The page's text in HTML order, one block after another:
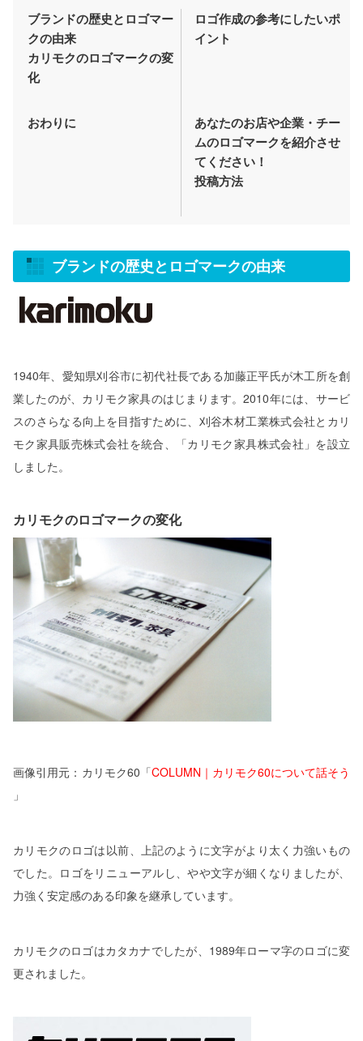
ブランドの歴史とロゴマー
クの由来
カリモクのロゴマークの変
化
ロゴ作成の参考にしたいポ
イント
おわりに
あなたのお店や企業・チー
ムのロゴマークを紹介させ
てください！
投稿方法
ブランドの歴史とロゴマークの由来
1940年、愛知県刈谷市に初代社長である加藤正平氏が木工所を創
業したのが、カリモク家具のはじまります。2010年には、サービ
スのさらなる向上を目指すために、刈谷木材工業株式会社とカリ
モク家具販売株式会社を統合、「カリモク家具株式会社」を設立
しました。
カリモクのロゴマークの変化
画像引用元：カリモク60「COLUMN｜カリモク60について話そう
」
カリモクのロゴは以前、上記のように文字がより太く力強いもの
でした。ロゴをリニューアルし、やや文字が細くなりましたが、
力強く安定感のある印象を継承しています。
カリモクのロゴはカタカナでしたが、1989年ローマ字のロゴに変
更されました。